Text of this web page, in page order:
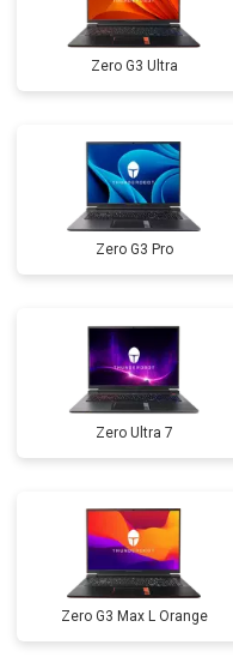
Прошивка BIOS
Замена северного моста
Zero G3 Ultra
Zero G3 Pro
Zero Ultra 7
Zero G3 Max L Orange